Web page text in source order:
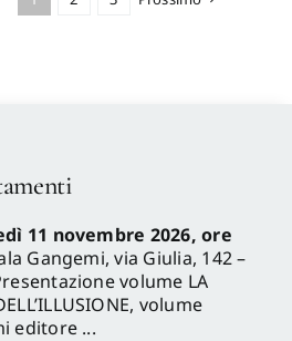
11 novembre 2026, ore
Gangemi, via Giulia, 142 –
volume LA
volume
editore ...